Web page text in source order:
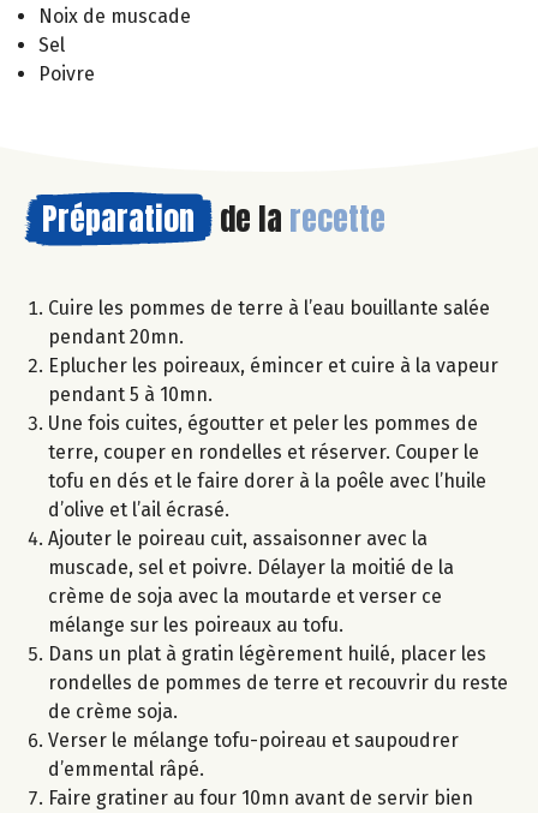
Noix de muscade
Sel
Poivre
Préparation de la recette
Cuire les pommes de terre à l’eau bouillante salée
pendant 20mn.
Eplucher les poireaux, émincer et cuire à la vapeur
pendant 5 à 10mn.
Une fois cuites, égoutter et peler les pommes de
terre, couper en rondelles et réserver. Couper le
tofu en dés et le faire dorer à la poêle avec l’huile
d’olive et l’ail écrasé.
Ajouter le poireau cuit, assaisonner avec la
muscade, sel et poivre. Délayer la moitié de la
crème de soja avec la moutarde et verser ce
mélange sur les poireaux au tofu.
Dans un plat à gratin légèrement huilé, placer les
rondelles de pommes de terre et recouvrir du reste
de crème soja.
Verser le mélange tofu-poireau et saupoudrer
d’emmental râpé.
Faire gratiner au four 10mn avant de servir bien